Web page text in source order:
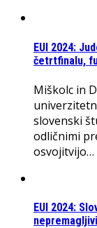
EUI 2024:
četrtfinalu,
Miškolc in
slovenski
odličnimi
osvojitvijo…
EUI 2024: